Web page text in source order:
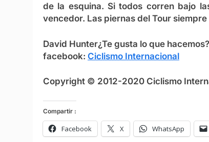
de la esquina. Si todos corren bajo
vencedor. Las piernas del Tour
David Hunter¿Te gusta lo que hacemos?
facebook: Ciclismo Internacional
Copyright © 2012-2020 Ciclismo
Compartir :
Facebook X WhatsApp